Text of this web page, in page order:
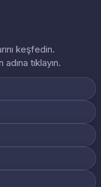
keşfedin.
tıklayın.